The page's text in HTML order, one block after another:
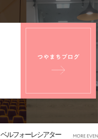
ベルフォーレシアター